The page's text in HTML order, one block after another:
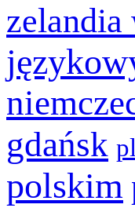
gdańsk
polskim